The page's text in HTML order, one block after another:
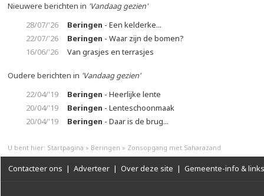
Nieuwere berichten in 'Vandaag gezien'
28/07/'26
Beringen - Een kelderke...
22/07/'26
Beringen - Waar zijn de bomen?
16/06/'26
Van grasjes en terrasjes
Oudere berichten in 'Vandaag gezien'
22/04/'19
Beringen - Heerlijke lente
20/04/'19
Beringen - Lenteschoonmaak
20/04/'19
Beringen - Daar is de brug...
U bent hier: Startpagina » Beringen » Zonsopgang met Saharazand
Contacteer ons | Adverteer | Over deze site | Gemeente-info & links